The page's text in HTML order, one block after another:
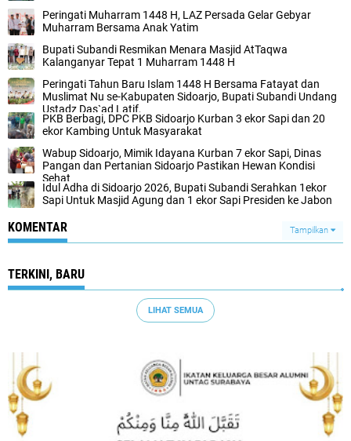
Peringati Muharram 1448 H, LAZ Persada Gelar Gebyar
Muharram Bersama Anak Yatim
Bupati Subandi Resmikan Menara Masjid AtTaqwa
Kalanganyar Tepat 1 Muharram 1448 H
Peringati Tahun Baru Islam 1448 H Bersama Fatayat dan
Muslimat Nu se-Kabupaten Sidoarjo, Bupati Subandi Undang
Ustadz Das`ad Latif,
PKB Berbagi, DPC PKB Sidoarjo Kurban 3 ekor Sapi dan 20
ekor Kambing Untuk Masyarakat
Wabup Sidoarjo, Mimik Idayana Kurban 7 ekor Sapi, Dinas
Pangan dan Pertanian Sidoarjo Pastikan Hewan Kondisi
Sehat
Idul Adha di Sidoarjo 2026, Bupati Subandi Serahkan 1ekor
Sapi Untuk Masjid Agung dan 1 ekor Sapi Presiden ke Jabon
KOMENTAR Tampilkan
TERKINI, BARU
LIHAT SEMUA